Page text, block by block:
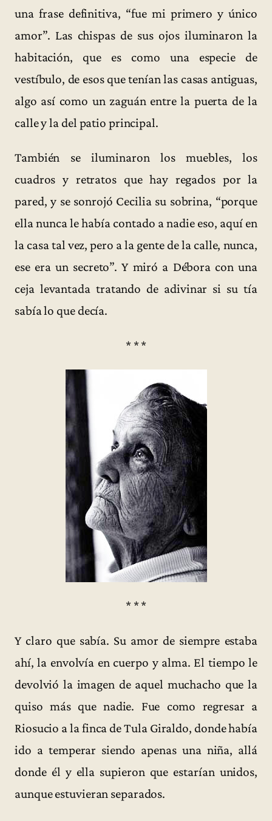
una frase definitiva, “fue mi primero y único
amor”. Las chispas de sus ojos iluminaron la
habitación, que es como una especie de
vestíbulo, de esos que tenían las casas antiguas,
algo así como un zaguán entre la puerta de la
calle y la del patio principal.
También se iluminaron los muebles, los
cuadros y retratos que hay regados por la
pared, y se sonrojó Cecilia su sobrina, “porque
ella nunca le había contado a nadie eso, aquí en
la casa tal vez, pero a la gente de la calle, nunca,
ese era un secreto”. Y miró a Débora con una
ceja levantada tratando de adivinar si su tía
sabía lo que decía.
* * *
* * *
Y claro que sabía. Su amor de siempre estaba
ahí, la envolvía en cuerpo y alma. El tiempo le
devolvió la imagen de aquel muchacho que la
quiso más que nadie. Fue como regresar a
Riosucio a la finca de Tula Giraldo, donde había
ido a temperar siendo apenas una niña, allá
donde él y ella supieron que estarían unidos,
aunque estuvieran separados.